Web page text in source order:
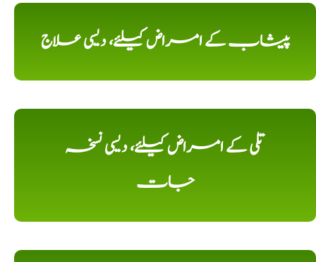
پیشاب کے امراض کیلئے، دیسی علاج
تلی کے امراض کیلئے، دیسی نسخہ
جات